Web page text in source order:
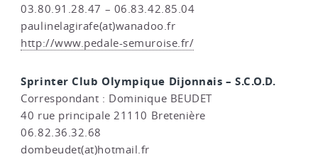
03.80.91.28.47 – 06.83.42.85.04
paulinelagirafe(at)wanadoo.fr
http://www.pedale-semuroise.fr/
Sprinter Club Olympique Dijonnais – S.C.O.D.
Correspondant : Dominique BEUDET
40 rue principale 21110 Bretenière
06.82.36.32.68
dombeudet(at)hotmail.fr